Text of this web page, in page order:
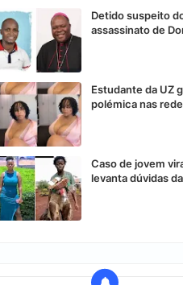
Detido suspeito
assassinato de
Estudante da UZ
polémica nas
Caso de jovem
levanta dúvidas